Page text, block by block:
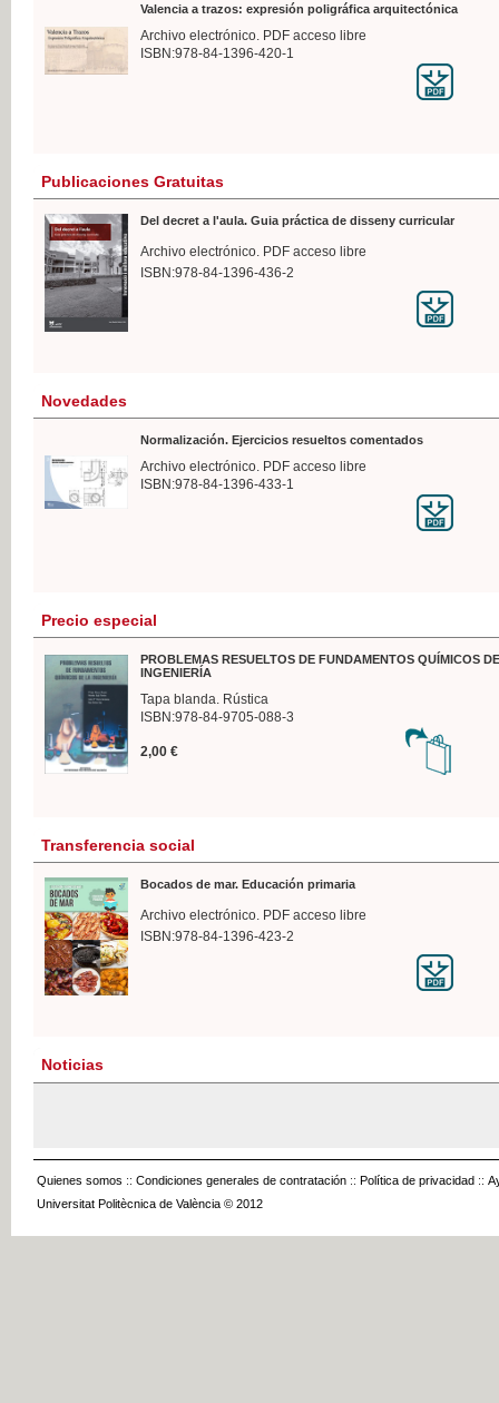
Valencia a trazos: expresión poligráfica arquitectónica
Archivo electrónico. PDF acceso libre
ISBN:978-84-1396-420-1
Publicaciones Gratuitas
Del decret a l'aula. Guia práctica de disseny curricular
Archivo electrónico. PDF acceso libre
ISBN:978-84-1396-436-2
Novedades
Normalización. Ejercicios resueltos comentados
Archivo electrónico. PDF acceso libre
ISBN:978-84-1396-433-1
Precio especial
PROBLEMAS RESUELTOS DE FUNDAMENTOS QUÍMICOS
INGENIERÍA
Tapa blanda. Rústica
ISBN:978-84-9705-088-3
2,00 €
Transferencia social
Bocados de mar. Educación primaria
Archivo electrónico. PDF acceso libre
ISBN:978-84-1396-423-2
Noticias
Quienes somos :: Condiciones generales de contratación :: Política de privacidad ::
Universitat Politècnica de València © 2012